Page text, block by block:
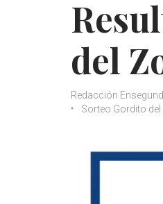
del
Redacción
Sorteo Gordito